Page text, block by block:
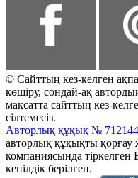
© Сайттың кез-келген
көшіру, сондай-ақ
мақсатта сайттың кез-
сілтемесіз.
Авторлық құқық №
авторлық құқықты қорғау
компаниясында
кепілдік берілген.